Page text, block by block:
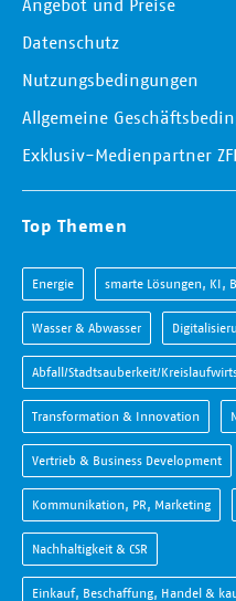
Datenschutz
Nutzungsbedingungen
Allgemeine
Exklusiv-Medienpartner
Top Themen
Energie smarte Lösungen, KI,
Wasser & Abwasser
Abfall/Stadtsauberkeit/
Transformation & Innovation
Vertrieb & Business Development
Kommunikation, PR, Marketing
Nachhaltigkeit & CSR
Einkauf, Beschaffung, Handel &